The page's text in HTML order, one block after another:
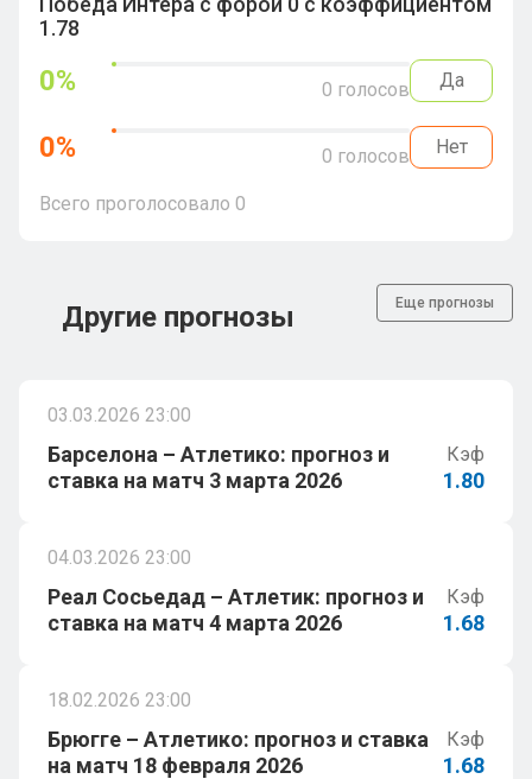
1.78
0% 0 голосов Да
0% 0 голосов Нет
Всего проголосовало 0
Другие прогнозы Еще прогнозы
03.03.2026 23:00
Барселона – Атлетико: прогноз и
ставка на матч 3 марта 2026
Кэф
1.80
04.03.2026 23:00
Реал Сосьедад – Атлетик: прогноз и
ставка на матч 4 марта 2026
Кэф
1.68
18.02.2026 23:00
Брюгге – Атлетико: прогноз и ставка
на матч 18 февраля 2026
Кэф
1.68